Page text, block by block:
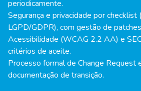
periodicamente.
Segurança e privacidade por checklist
LGPD/GDPR), com gestão de
Acessibilidade (WCAG 2.2 AA) e
critérios de aceite.
Processo formal de Change Request
documentação de transição.